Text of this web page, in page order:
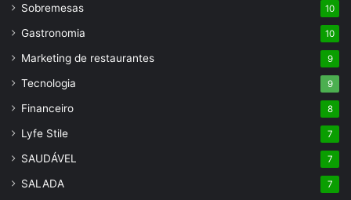
Sobremesas 10
Gastronomia 10
Marketing de restaurantes 9
Tecnologia 9
Financeiro 8
Lyfe Stile 7
SAUDÁVEL 7
SALADA 7